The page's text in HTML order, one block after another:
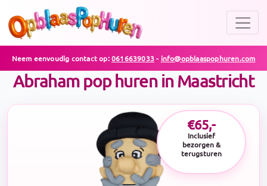
Neem eenvoudig contact op:0616639033- info@opblaaspophuren.com
Abraham pop huren in Maastricht
€65,-
Inclusief
bezorgen &
terugsturen